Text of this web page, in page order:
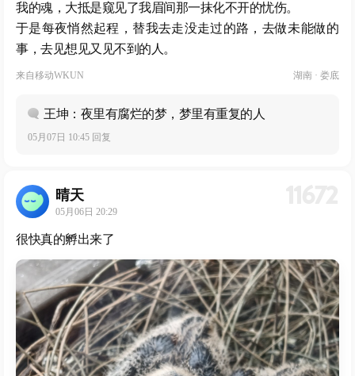
我的魂，大抵是窥见了我眉间那一抹化不开的忧伤。
于是每夜悄然起程，替我去走没走过的路，去做未能做的
事，去见想见又见不到的人。
来自移动WKUN 湖南 · 娄底
王坤：夜里有腐烂的梦，梦里有重复的人
05月07日 10:45 回复
晴天
05月06日 20:29
很快真的孵出来了